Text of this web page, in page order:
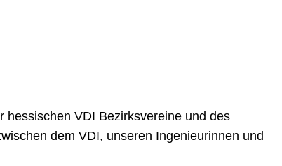
hessischen VDI Bezirksvereine und des
dem VDI, unseren Ingenieurinnen und